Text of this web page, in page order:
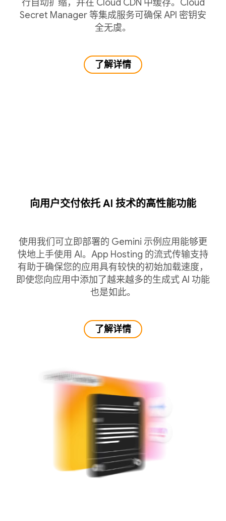
行自动扩缩，并在 Cloud CDN 中缓存。Cloud
Secret Manager 等集成服务可确保 API 密钥安
全无虞。
了解详情
向用户交付依托 AI 技术的高性能功能
使用我们可立即部署的 Gemini 示例应用能够更
快地上手使用 AI。App Hosting 的流式传输支持
有助于确保您的应用具有较快的初始加载速度，
即使您向应用中添加了越来越多的生成式 AI 功能
也是如此。
了解详情